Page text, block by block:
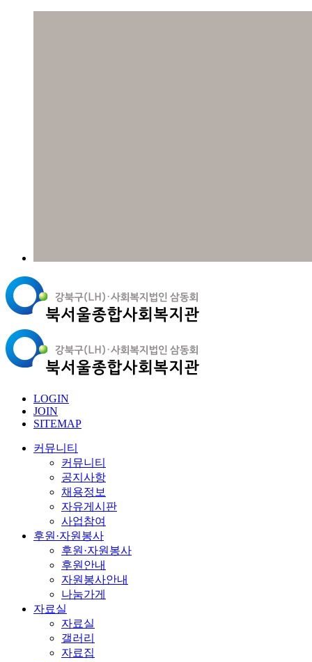
LOGIN
JOIN
SITEMAP
커뮤니티
커뮤니티
공지사항
채용정보
자유게시판
사업참여
후원·자원봉사
후원·자원봉사
후원안내
자원봉사안내
나눔가게
자료실
자료실
갤러리
자료집